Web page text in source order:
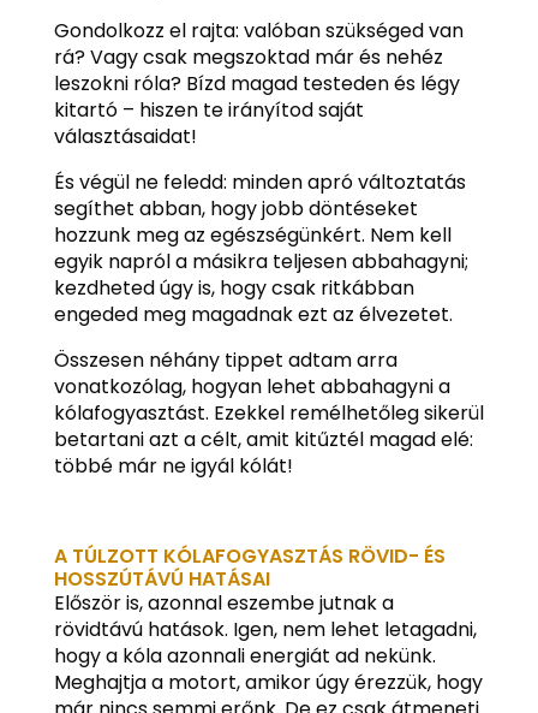
Gondolkozz el rajta: valóban szükséged van
rá? Vagy csak megszoktad már és nehéz
leszokni róla? Bízd magad testeden és légy
kitartó – hiszen te irányítod saját
választásaidat!
És végül ne feledd: minden apró változtatás
segíthet abban, hogy jobb döntéseket
hozzunk meg az egészségünkért. Nem kell
egyik napról a másikra teljesen abbahagyni;
kezdheted úgy is, hogy csak ritkábban
engeded meg magadnak ezt az élvezetet.
Összesen néhány tippet adtam arra
vonatkozólag, hogyan lehet abbahagyni a
kólafogyasztást. Ezekkel remélhetőleg sikerül
betartani azt a célt, amit kitűztél magad elé:
többé már ne igyál kólát!
A TÚLZOTT KÓLAFOGYASZTÁS RÖVID- ÉS
HOSSZÚTÁVÚ HATÁSAI
Először is, azonnal eszembe jutnak a
rövidtávú hatások. Igen, nem lehet letagadni,
hogy a kóla azonnali energiát ad nekünk.
Meghajtja a motort, amikor úgy érezzük, hogy